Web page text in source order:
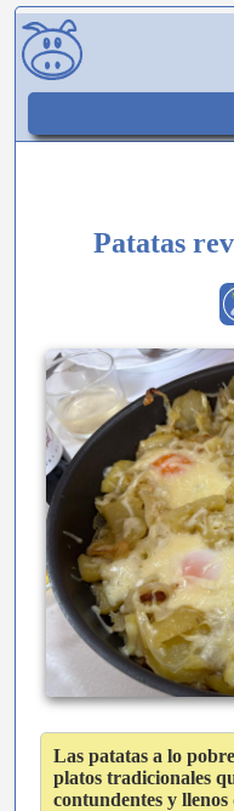
Patatas
Las patatas a lo
platos tradicionales
contundentes y llenos